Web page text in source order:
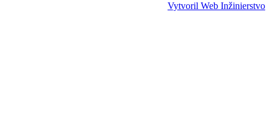
Vytvoril Web Inžinierstvo